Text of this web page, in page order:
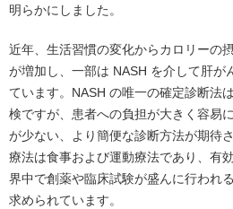
明らかにしました。
近年、生活習慣の変化からカロリーの
が増加し、一部は NASH を介して肝が
ています。NASH の唯一の確定診断法
検ですが、患者への負担が大きく容易
が少ない、より簡便な診断方法が期待
療法は食事および運動療法であり、有
界中で創薬や臨床試験が盛んに行われ
求められています。